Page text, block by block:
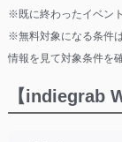
※既に終わったイベン
※無料対象になる条件
情報を見て対象条件を
【indiegrab